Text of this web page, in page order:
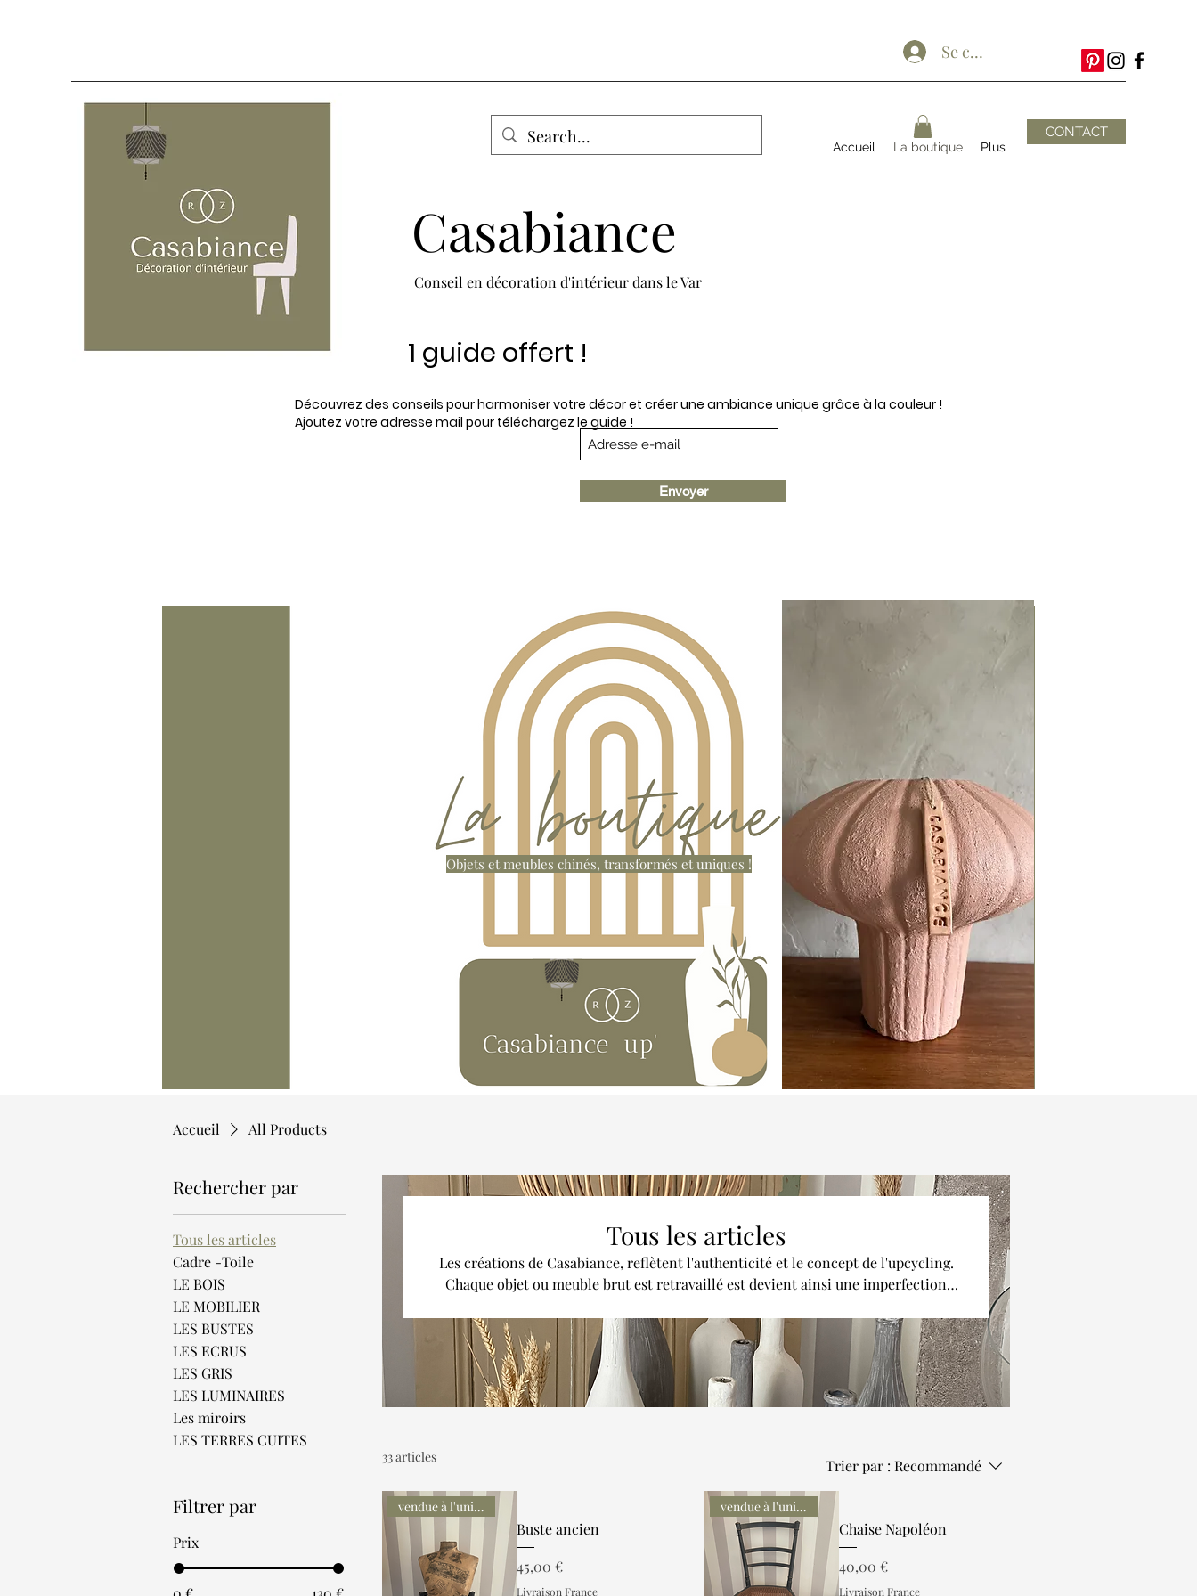
Se connecter
Casabiance
Conseil en décoration d'intérieur dans le Var
1 guide offert !
Accueil La boutique Plus
CONTACT
Envoyer
Découvrez des conseils pour harmoniser votre décor et créer une ambiance unique grâce à la couleur !
Ajoutez votre adresse mail pour téléchargez le guide !
Objets et meubles chinés, transformés et uniques !
Accueil All Products
Rechercher par
Tous les articles
Cadre -Toile
LE BOIS
LE MOBILIER
LES BUSTES
LES ECRUS
LES GRIS
LES LUMINAIRES
Les miroirs
LES TERRES CUITES
Filtrer par
Prix
Tous les articles
Les créations de Casabiance, reflètent l'authenticité et le concept de l'upcycling.
Chaque objet ou meuble brut est retravaillé est devient ainsi une imperfection
33 articles Trier par : Recommandé
vendue à l'unité
Buste ancien
Prix
45,00 €
Livraison France
vendue à l'unité
Chaise Napoléon
Prix
40,00 €
Livraison France